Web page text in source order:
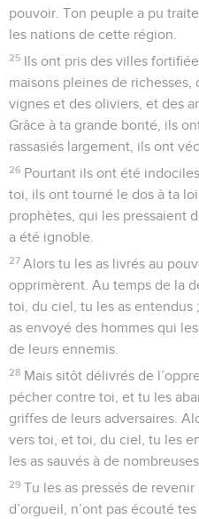
pouvoir. Ton peuple a pu
les nations de cette région.
25 Ils ont pris des villes
maisons pleines de richesses,
vignes et des oliviers, et des
Grâce à ta grande bonté, ils
rassasiés largement, ils ont
26 Pourtant ils ont été
toi, ils ont tourné le dos à ta
prophètes, qui les pressaient
a été ignoble.
27 Alors tu les as livrés au
opprimèrent. Au temps de la
toi, du ciel, tu les as entendus
as envoyé des hommes qui
de leurs ennemis.
28 Mais sitôt délivrés de
pécher contre toi, et tu les
griffes de leurs adversaires.
vers toi, et toi, du ciel, tu les
les as sauvés à de
29 Tu les as pressés de
d’orgueil, n’ont pas écouté